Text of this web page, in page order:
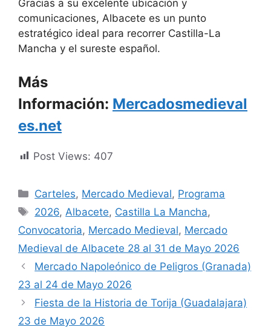
Gracias a su excelente ubicación y
comunicaciones, Albacete es un punto
estratégico ideal para recorrer Castilla-La
Mancha y el sureste español.
Más
Información: Mercadosmedieval
es.net
Post Views: 407
Categorías
Carteles, Mercado Medieval, Programa
Etiquetas
2026,Albacete, Castilla La Mancha,
Convocatoria, Mercado Medieval, Mercado
Medieval de Albacete 28 al 31 de Mayo 2026
Mercado Napoleónico de Peligros (Granada)
23 al 24 de Mayo 2026
Fiesta de la Historia de Torija (Guadalajara)
23 de Mayo 2026